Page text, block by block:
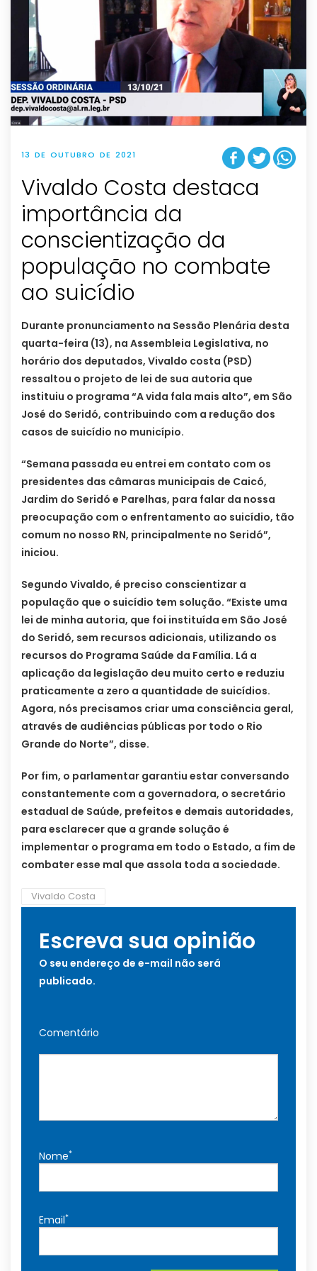
13 DE OUTUBRO DE 2021
Vivaldo Costa destaca
importância da
conscientização da
população no combate
ao suicídio
Durante pronunciamento na Sessão Plenária desta
quarta-feira (13), na Assembleia Legislativa, no
horário dos deputados, Vivaldo costa (PSD)
ressaltou o projeto de lei de sua autoria que
instituiu o programa “A vida fala mais alto”, em São
José do Seridó, contribuindo com a redução dos
casos de suicídio no município.
“Semana passada eu entrei em contato com os
presidentes das câmaras municipais de Caicó,
Jardim do Seridó e Parelhas, para falar da nossa
preocupação com o enfrentamento ao suicídio, tão
comum no nosso RN, principalmente no Seridó”,
iniciou.
Segundo Vivaldo, é preciso conscientizar a
população que o suicídio tem solução. “Existe uma
lei de minha autoria, que foi instituída em São José
do Seridó, sem recursos adicionais, utilizando os
recursos do Programa Saúde da Família. Lá a
aplicação da legislação deu muito certo e reduziu
praticamente a zero a quantidade de suicídios.
Agora, nós precisamos criar uma consciência geral,
através de audiências públicas por todo o Rio
Grande do Norte”, disse.
Por fim, o parlamentar garantiu estar conversando
constantemente com a governadora, o secretário
estadual de Saúde, prefeitos e demais autoridades,
para esclarecer que a grande solução é
implementar o programa em todo o Estado, a fim de
combater esse mal que assola toda a sociedade.
Vivaldo Costa
Escreva sua opinião
O seu endereço de e-mail não será
publicado.
Comentário
Nome*
Email*